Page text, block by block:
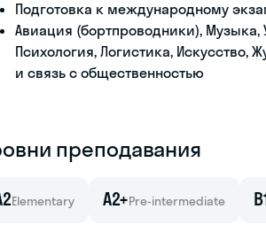
Подготовка к международному
Авиация (бортпроводники),
Психология, Логистика, Искусство,
и связь с общественностью
преподавания
Elementary A2+Pre-intermediate